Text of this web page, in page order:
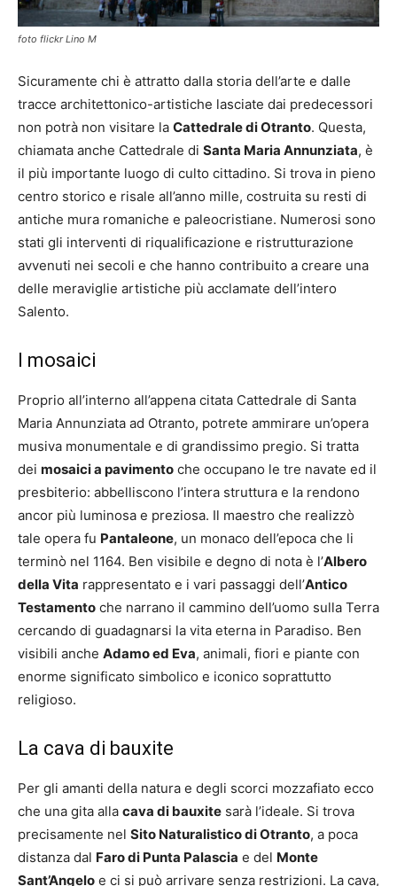
foto flickr Lino M
Sicuramente chi è attratto dalla storia dell’arte e dalle
tracce architettonico-artistiche lasciate dai predecessori
non potrà non visitare la Cattedrale di Otranto. Questa,
chiamata anche Cattedrale di Santa Maria Annunziata, è
il più importante luogo di culto cittadino. Si trova in pieno
centro storico e risale all’anno mille, costruita su resti di
antiche mura romaniche e paleocristiane. Numerosi sono
stati gli interventi di riqualificazione e ristrutturazione
avvenuti nei secoli e che hanno contribuito a creare una
delle meraviglie artistiche più acclamate dell’intero
Salento.
I mosaici
Proprio all’interno all’appena citata Cattedrale di Santa
Maria Annunziata ad Otranto, potrete ammirare un’opera
musiva monumentale e di grandissimo pregio. Si tratta
dei mosaici a pavimento che occupano le tre navate ed il
presbiterio: abbelliscono l’intera struttura e la rendono
ancor più luminosa e preziosa. Il maestro che realizzò
tale opera fu Pantaleone, un monaco dell’epoca che li
terminò nel 1164. Ben visibile e degno di nota è l’Albero
della Vita rappresentato e i vari passaggi dell’Antico
Testamento che narrano il cammino dell’uomo sulla Terra
cercando di guadagnarsi la vita eterna in Paradiso. Ben
visibili anche Adamo ed Eva, animali, fiori e piante con
enorme significato simbolico e iconico soprattutto
religioso.
La cava di bauxite
Per gli amanti della natura e degli scorci mozzafiato ecco
che una gita alla cava di bauxite sarà l’ideale. Si trova
precisamente nel Sito Naturalistico di Otranto, a poca
distanza dal Faro di Punta Palascia e del Monte
Sant’Angelo e ci si può arrivare senza restrizioni. La cava,